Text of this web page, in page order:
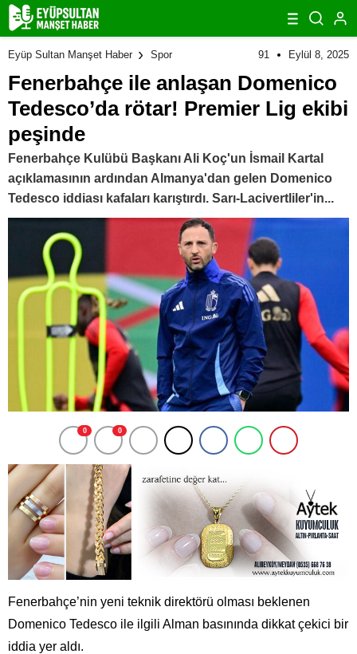
Eyüp Sultan Manşet Haber Spor 91 Eylül 8, 2025
Fenerbahçe ile anlaşan Domenico
Tedesco’da rötar! Premier Lig ekibi
peşinde
Fenerbahçe Kulübü Başkanı Ali Koç'un İsmail Kartal
açıklamasının ardından Almanya'dan gelen Domenico
Tedesco iddiası kafaları karıştırdı. Sarı-Lacivertliler'in...
0 0
Fenerbahçe’nin yeni teknik direktörü olması beklenen
Domenico Tedesco ile ilgili Alman basınında dikkat çekici bir
iddia yer aldı.